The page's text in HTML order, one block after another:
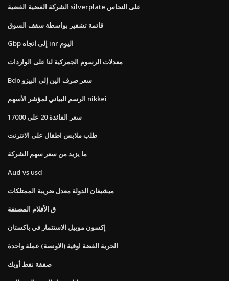
الشركة الفضية الفضية silverplate على النحاس
قائمة تشفير بواسطة سقف السوق
Gbp إلى اتجاه inr اليوم
معدلات الرسوم الجمركية لنا على الواردات
Bdo سعر صرف الين إلى البيزو
الرسم البياني لمؤشر الأسهم nikkei
سعر الفائدة 20 على 17000
طلب ملابس اطفال على الانترنت
ما يزيد من سعر سهم الشركة
Aud vs usd
ميشيغان الدولة معدل ضريبة الممتلكات
ق الأفلام المصنفة
إكسون موبيل الاستثمار في باكستان
الحرية الفضة اوقية (الاونصة) عملة واحدة
صفقة نفط أوبك